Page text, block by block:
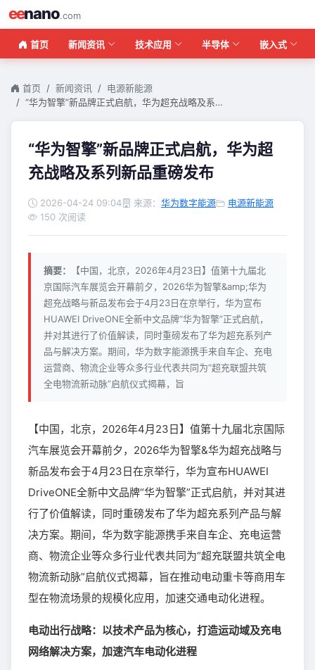
eenano.com
首页 新闻资讯 技术应用 半导体 嵌入式
首页 新闻资讯
电源新能源
“华为智擎”新品牌正式启航，华为超充战略及系…
“华为智擎”新品牌正式启航，华为超
充战略及系列新品重磅发布
2026-04-24 09:04 来源： 华为数字能源
电源新能源
150 次阅读
摘要：
【中国，北京，2026年4月23日】值第十九届北
京国际汽车展览会开幕前夕，2026华为智擎&amp;华为
超充战略与新品发布会于4月23日在京举行，华为宣布
HUAWEI DriveONE全新中文品牌“华为智擎”正式启航，
并对其进行了价值解读，同时重磅发布了华为超充系列产
品与解决方案。期间，华为数字能源携手来自车企、充电
运营商、物流企业等众多行业代表共同为“超充联盟共筑
全电物流新动脉”启航仪式揭幕，旨
【中国，北京，2026年4月23日】值第十九届北京国际
汽车展览会开幕前夕，2026华为智擎&华为超充战略与
新品发布会于4月23日在京举行，华为宣布HUAWEI
DriveONE全新中文品牌“华为智擎”正式启航，并对其进
行了价值解读，同时重磅发布了华为超充系列产品与解
决方案。期间，华为数字能源携手来自车企、充电运营
商、物流企业等众多行业代表共同为“超充联盟共筑全电
物流新动脉”启航仪式揭幕，旨在推动电动重卡等商用车
型在物流场景的规模化应用，加速交通电动化进程。
电动出行战略：以技术产品为核心，打造运动域及充电
网络解决方案，加速汽车电动化进程